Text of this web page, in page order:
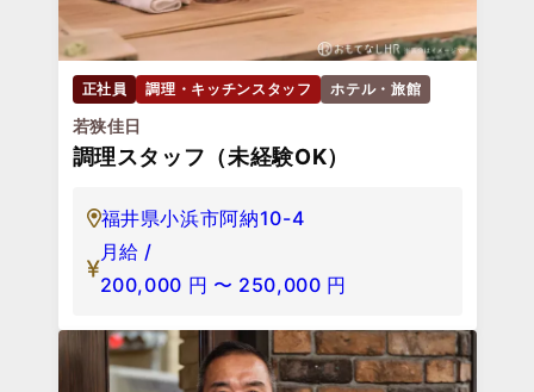
200,330 円 〜 320,000
正社員 調理・キッチンスタッフ ホテル・旅館